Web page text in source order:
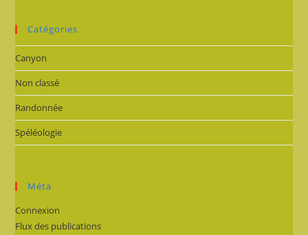
Catégories
Canyon
Non classé
Randonnée
Spéléologie
Méta
Connexion
Flux des publications